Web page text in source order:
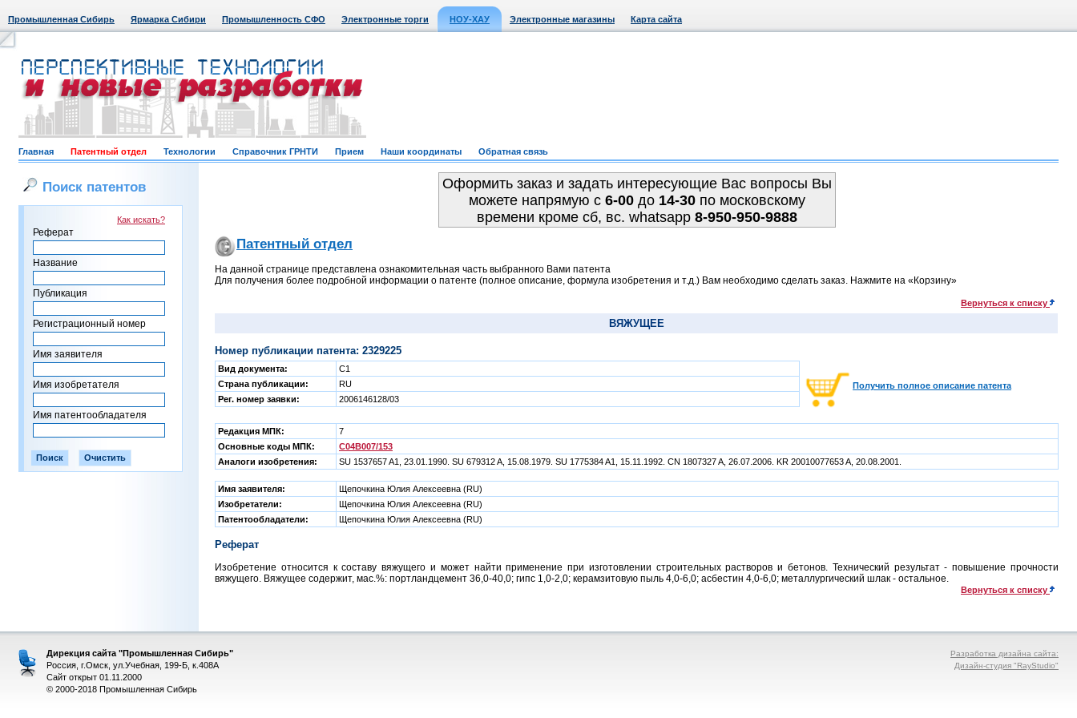
Промышленная Сибирь Ярмарка Сибири Промышленность СФО Электронные торги НОУ-ХАУ Электронные магазины Карта сайта
Главная Патентный отдел Технологии Справочник ГРНТИ Прием Наши координаты Обратная связь
Поиск патентов
Как искать?
Реферат
Название
Публикация
Регистрационный номер
Имя заявителя
Имя изобретателя
Имя патентообладателя
Оформить заказ и задать интересующие Вас вопросы Вы
можете напрямую c 6-00до 14-30по московскому
времени кроме сб, вс. whatsapp 8-950-950-9888
Патентный отдел
На данной странице представлена ознакомительная часть выбранного Вами патента
Для получения более подробной информации о патенте (полное описание, формула изобретения и т.д.) Вам необходимо сделать заказ. Нажмите на «Корзину»
Вернуться к списку
ВЯЖУЩЕЕ
Номер публикации патента: 2329225
Вид документа:
C1
Страна публикации:
RU
Рег. номер заявки:
2006146128/03
Получить полное описание патента
Редакция МПК:
7
Основные коды МПК:
C04B007/153
Аналоги изобретения:
SU 1537657 A1, 23.01.1990. SU 679312 A, 15.08.1979. SU 1775384 A1, 15.11.1992. CN 1807327 A, 26.07.2006. KR 20010077653 A, 20.08.2001.
Имя заявителя:
Щепочкина Юлия Алексеевна (RU)
Изобретатели:
Щепочкина Юлия Алексеевна (RU)
Патентообладатели:
Щепочкина Юлия Алексеевна (RU)
Реферат
Изобретение относится к составу вяжущего и может найти применение при изготовлении строительных растворов и бетонов. Технический результат - повышение прочности
вяжущего. Вяжущее содержит, мас.%: портландцемент 36,0-40,0; гипс 1,0-2,0; керамзитовую пыль 4,0-6,0; асбестин 4,0-6,0; металлургический шлак - остальное.
Вернуться к списку
Дирекция сайта "Промышленная Сибирь"
Россия, г.Омск, ул.Учебная, 199-Б, к.408А
Сайт открыт 01.11.2000
© 2000-2018 Промышленная Сибирь
Разработка дизайна сайта:
Дизайн-студия "RayStudio"